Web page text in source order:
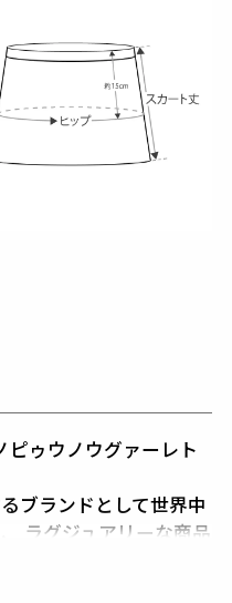
ピゥウノウグァーレト
ブランドとして世界中
ラグジュアリーな商品
。
る、高いデザイン性と